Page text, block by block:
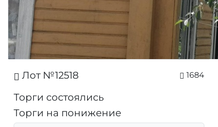
Лот №12518 1684
Торги состоялись
Торги на понижение